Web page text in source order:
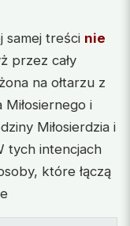
samej treści nie
przez cały
na ołtarzu z
Miłosiernego i
Miłosierdzia i
tych intencjach
które łączą